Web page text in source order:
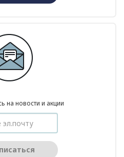
на новости и акции